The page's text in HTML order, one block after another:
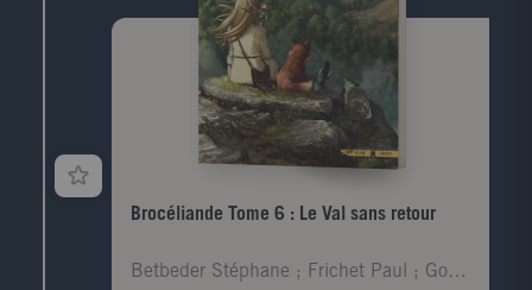
Brocéliande Tome 6 : Le Val sans retour
Betbeder Stéphane ; Frichet Paul ; Gonzalbo Axel